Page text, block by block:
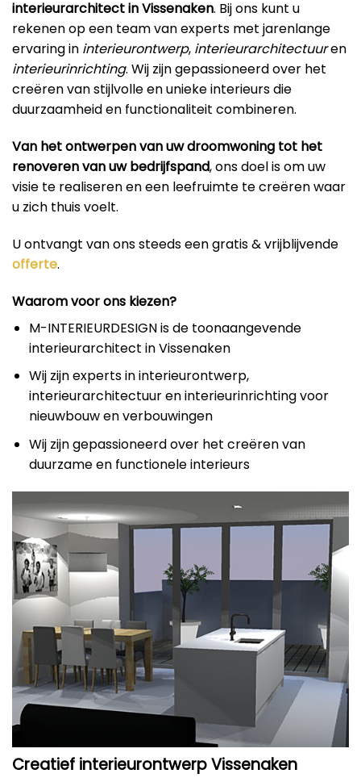
interieurarchitect in Vissenaken. Bij ons kunt u
rekenen op een team van experts met jarenlange
ervaring in interieurontwerp, interieurarchitectuuren
interieurinrichting. Wij zijn gepassioneerd over het
creëren van stijlvolle en unieke interieurs die
duurzaamheid en functionaliteit combineren.
Van het ontwerpen van uw droomwoning tot het
renoveren van uw bedrijfspand, ons doel is om uw
visie te realiseren en een leefruimte te creëren waar
u zich thuis voelt.
U ontvangt van ons steeds een gratis & vrijblijvende
offerte.
Waarom voor ons kiezen?
M-INTERIEURDESIGN is de toonaangevende
interieurarchitect in Vissenaken
Wij zijn experts in interieurontwerp,
interieurarchitectuur en interieurinrichting voor
nieuwbouw en verbouwingen
Wij zijn gepassioneerd over het creëren van
duurzame en functionele interieurs
Creatief interieurontwerp Vissenaken